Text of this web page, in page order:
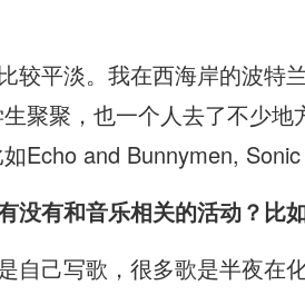
较平淡。我在西海岸的波特
聚聚，也一个人去了不少
Echo and Bunnymen,
没有和音乐相关的活动？比
自己写歌，很多歌是半夜在